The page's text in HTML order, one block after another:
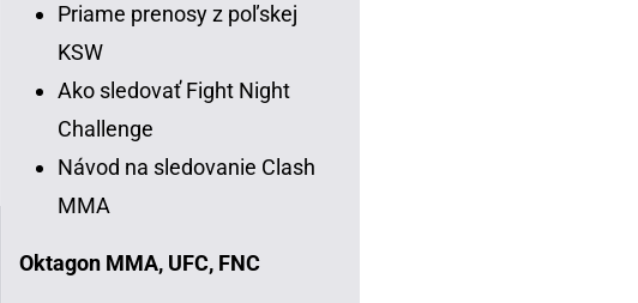
Priame prenosy z poľskej
KSW
Ako sledovať Fight Night
Challenge
Návod na sledovanie Clash
MMA
Oktagon MMA, UFC, FNC